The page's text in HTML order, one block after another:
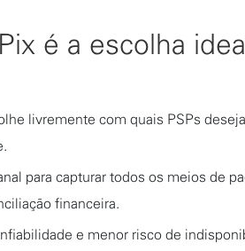
é a escolha
livremente com quais PSPs
para capturar todos os meios de
financeira.
e menor risco de